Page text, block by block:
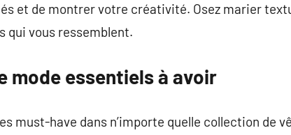
et de montrer votre créativité. Osez marier
qui vous ressemblent.
mode essentiels à avoir
must-have dans n’importe quelle collection de